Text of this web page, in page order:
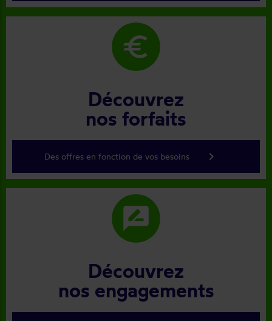
euro
Découvrez
nos forfaits
Des offres en fonction de vos besoins keyboard_arrow_right
rate_review
Découvrez
nos engagements